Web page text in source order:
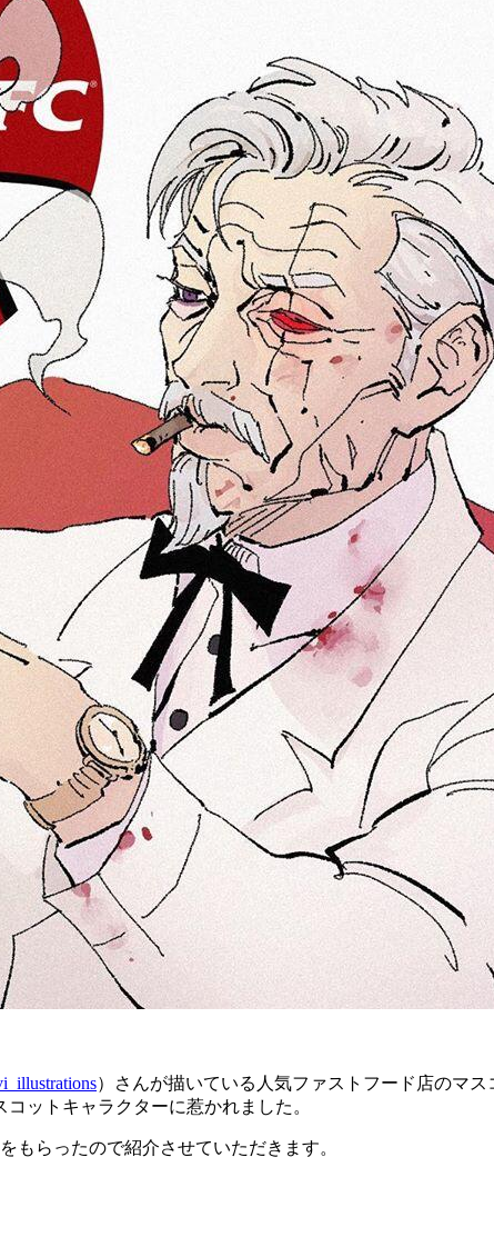
）さんが描いている人気ファストフード店のマ
ットキャラクターに惹かれました。
もらったので紹介させていただきます。